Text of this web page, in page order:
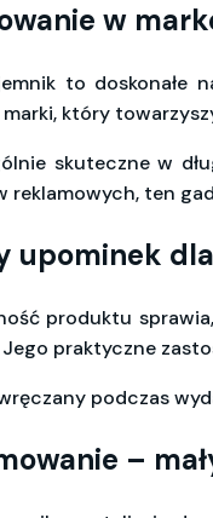
w
to doskonałe
który
skuteczne w
reklamowych, ten
upominek
produktu
praktyczne
podczas
–